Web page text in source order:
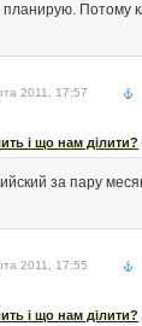
Потому
2011, 17:57
і що нам ділити?
за пару
2011, 17:55
і що нам ділити?